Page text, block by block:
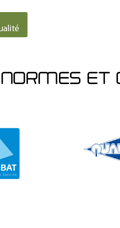
NORMES ET